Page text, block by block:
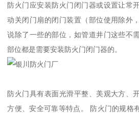
防火门应安装防火门闭门器或设置让常
动关闭门扇的闭门装置（部位使用除外
说除了一些的部位，如管道井门这些不
部位都是需要安装防火门闭门器的。
防火门具有表面光滑平整、美观大方、
方便、安全可靠等特点。 防火门的规格